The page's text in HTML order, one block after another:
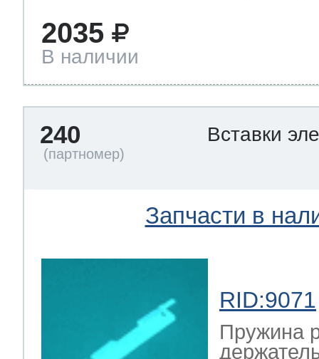
2035
В наличии
240 Вставки
Запчасти в
RID:9071
Пружина